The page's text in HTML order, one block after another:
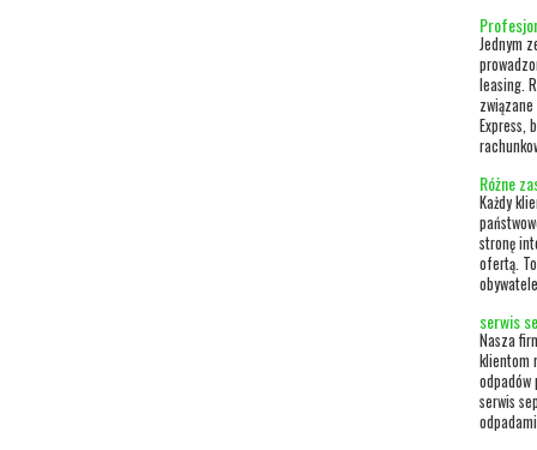
Jednym
leasing.
Express,
Różne
Każdy
stronę
ofertą.
serwis
Nasza
klientom
odpadów
serwis